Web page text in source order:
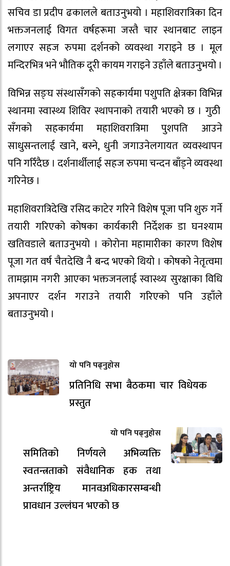
सचिव डा प्रदीप ढकालले बताउनुभयो । महाशिवरात्रिका दिन
भक्तजनलाई विगत वर्षहरूमा जस्तै चार स्थानबाट लाइन
लगाएर सहज रुपमा दर्शनको व्यवस्था गराइने छ । मूल
मन्दिरभित्र भने भौतिक दूरी कायम गराइने उहाँले बताउनुभयो ।
विभिन्न सङ्घ संस्थासँगको सहकार्यमा पशुपति क्षेत्रका विभिन्न
स्थानमा स्वास्थ्य शिविर स्थापनाको तयारी भएको छ । गुठी
सँगको सहकार्यमा महाशिवरात्रिमा पुशपति आउने
साधुसन्तलाई खाने, बस्ने, धुनी जगाउनेलगायत व्यवस्थापन
पनि गरिँदैछ । दर्शनार्थीलाई सहज रुपमा चन्दन बाँड्ने व्यवस्था
गरिनेछ ।
महाशिवरात्रिदेखि रसिद काटेर गरिने विशेष पूजा पनि शुरु गर्ने
तयारी गरिएको कोषका कार्यकारी निर्देशक डा घनश्याम
खतिवडाले बताउनुभयो । कोरोना महामारीका कारण विशेष
पूजा गत वर्ष चैतदेखि नै बन्द भएको थियो । कोषको नेतृत्वमा
तामझाम नगरी आएका भक्तजनलाई स्वास्थ्य सुरक्षाका विधि
अपनाएर दर्शन गराउने तयारी गरिएको पनि उहाँले
बताउनुभयो ।
यो पनि पढ्नुहोस
प्रतिनिधि सभा बैठकमा चार विधेयक
प्रस्तुत
यो पनि पढ्नुहोस
समितिको निर्णयले अभिव्यक्ति
स्वतन्त्रताको संवैधानिक हक तथा
अन्तर्राष्ट्रिय मानवअधिकारसम्बन्धी
प्रावधान उल्लंघन भएको छ